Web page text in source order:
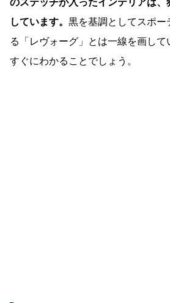
しています。 黒を基調としてスポ
る「レヴォーグ」とは一線を画して
すぐにわかることでしょう。